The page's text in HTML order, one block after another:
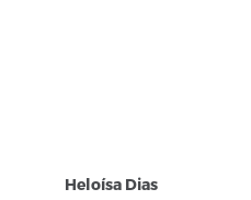
Heloísa Dias